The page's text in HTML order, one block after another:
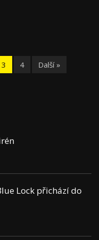
3 4 Další »
Lock přichází do